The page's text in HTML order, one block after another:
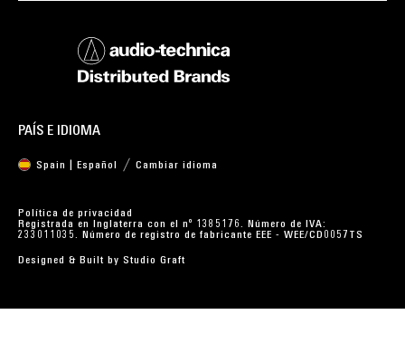
PAÍS E IDIOMA
Spain | Español Cambiar idioma
Política de privacidad
Registrada en Inglaterra con el nº 1385176. Número de IVA:
233011035. Número de registro de fabricante EEE - WEE/CD0057TS
Designed & Built by Studio Graft